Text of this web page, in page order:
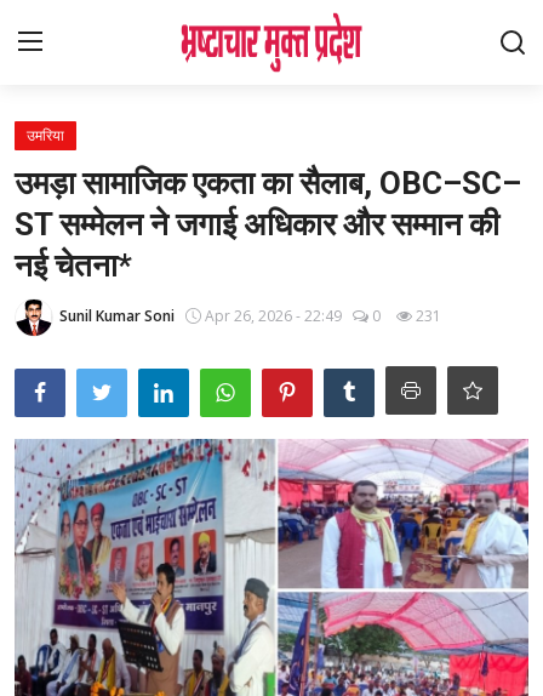
Home
देश
विदेश
मध्यप्रदेश
शिक्षा जगत
सेहत
रोजगार
मनोरंजन
अपराध
उमरिया
उमड़ा सामाजिक एकता का सैलाब, OBC–SC–
ST सम्मेलन ने जगाई अधिकार और सम्मान की
नई चेतना*
Sunil Kumar Soni Apr 26, 2026 - 22:49 0 231